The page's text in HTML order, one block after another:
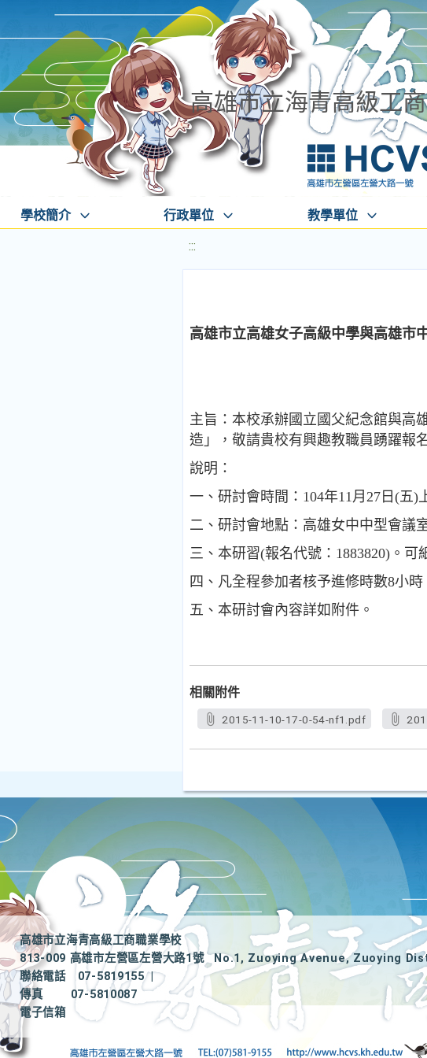
高雄市立海青高級工
學校簡介 行政單位 教學單位
:::
高雄市立高雄女子高級中學與高雄市
主旨：本校承辦國立國父紀念館與高
造」，敬請貴校有興趣教職員踴躍報
說明：
一、研討會時間：104年11月27日(五)
二、研討會地點：高雄女中中型會議
三、本研習(報名代號：1883820)。
四、凡全程參加者核予進修時數8小時
五、本研討會內容詳如附件。
相關附件
2015-11-10-17-0-54-nf1.pdf
高雄市立海青高級工商職業學校
813-009 高雄市左營區左營大路1號
No.1, Zuoying Avenue, Zuoying
聯絡電話
07-5819155
|
傳真
07-5810087
電子信箱